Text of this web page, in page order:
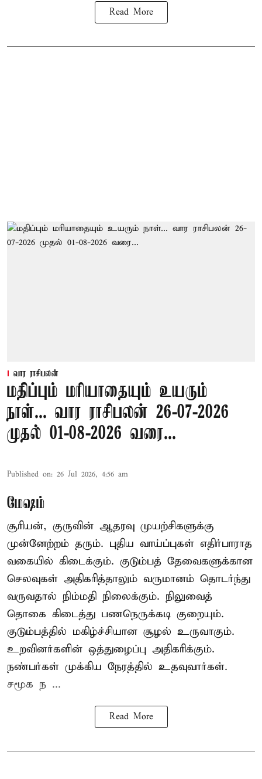
Read More
வார ராசிபலன்
மதிப்பும் மரியாதையும் உயரும்
நாள்... வார ராசிபலன் 26-07-2026
முதல் 01-08-2026 வரை...
Published on: 26 Jul 2026, 4:56 am
மேஷம்
சூரியன், குருவின் ஆதரவு முயற்சிகளுக்கு
முன்னேற்றம் தரும். புதிய வாய்ப்புகள் எதிர்பாராத
வகையில் கிடைக்கும். குடும்பத் தேவைகளுக்கான
செலவுகள் அதிகரித்தாலும் வருமானம் தொடர்ந்து
வருவதால் நிம்மதி நிலைக்கும். நிலுவைத்
தொகை கிடைத்து பணநெருக்கடி குறையும்.
குடும்பத்தில் மகிழ்ச்சியான சூழல் உருவாகும்.
உறவினர்களின் ஒத்துழைப்பு அதிகரிக்கும்.
நண்பர்கள் முக்கிய நேரத்தில் உதவுவார்கள்.
சமூக ந ...
Read More